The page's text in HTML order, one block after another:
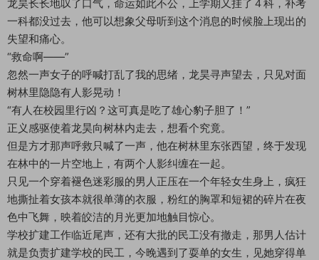
龙昊长长地叹了口气，命运如此不公，上学期又挂了４科，补考
一科都没过去，他可以想象父母听到这个消息的时候脸上现出的
失望和痛心。
“救命啊――”
忽然一声女子的呼喊打乱了我的思绪，龙昊寻声望去，只见对面
树林里隐隐有人影晃动！
“有人在校园里行凶？这可真是吃了雄心豹子胆了！”
正义感驱使着龙昊向树林内走去，想看个究竟。
但是方才那声呼救只喊了一声，他在树林里东张西望，终于发现
在林中的一片空地上，有两个人影纠缠在一起。
只见一个穿着褪色迷彩服的男人正压在一个年轻女生身上，疯狂
地撕扯着女孩本就很单薄的衣服，粉红的胸罩和短裙的碎片在夜
色中飞舞，映着皎洁的月光更加地触目惊心。
学校扩建工作临近尾声，还有大批的民工没有撤走，那男人估计
就是负责扩建学校的民工，今晚遇到了耍单的女生，见她穿得单